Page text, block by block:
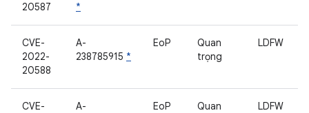
20587
*
CVE-
2022-
20588
A-
238785915 *
EoP
Quan
trọng
LDFW
CVE-
A-
EoP
Quan
LDFW